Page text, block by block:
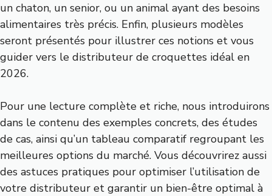
un chaton, un senior, ou un animal ayant des besoins
alimentaires très précis. Enfin, plusieurs modèles
seront présentés pour illustrer ces notions et vous
guider vers le distributeur de croquettes idéal en
2026.
Pour une lecture complète et riche, nous introduirons
dans le contenu des exemples concrets, des études
de cas, ainsi qu’un tableau comparatif regroupant les
meilleures options du marché. Vous découvrirez aussi
des astuces pratiques pour optimiser l’utilisation de
votre distributeur et garantir un bien-être optimal à